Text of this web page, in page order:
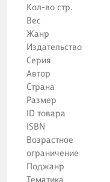
Кол-во стр.
Вес
Жанр
Издательство
Серия
Автор
Страна
Размер
ID товара
ISBN
Возрастное
ограничение
Поджанр
Тематика